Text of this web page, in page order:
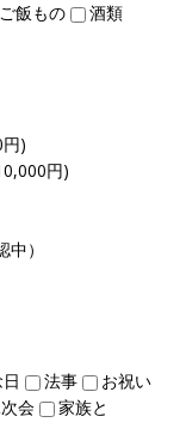
ご飯もの
酒類
)
円)
）
法事
お祝い
会
家族と